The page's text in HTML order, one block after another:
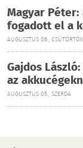
Magyar
fogadott el a
AUGUSZTUS 06., CSÜTÖRTÖK
Gajdos
az
AUGUSZTUS 05., SZERDA